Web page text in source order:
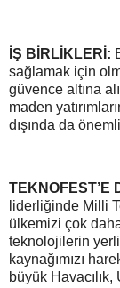
İŞ BİRLİKLERİ:
sağlamak için
güvence altına
maden
dışında da
TEKNOFEST’E
liderliğinde Milli
ülkemizi çok
teknolojilerin
kaynağımızı
büyük